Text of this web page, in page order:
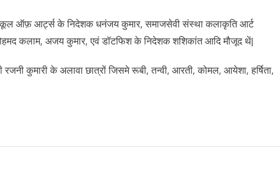
स्कूल ऑफ़ आर्ट्स के निदेशक धनंजय कुमार, समाजसेवी संस्था कलाकृति आर्ट
कलाम, अजय कुमार, एवं डॉटफिश के निदेशक शशिकांत आदि मौजूद थें|
कुमारी के अलावा छात्रों जिसमे रूबी, तन्वी, आरती, कोमल, आयेशा, हर्षिता,